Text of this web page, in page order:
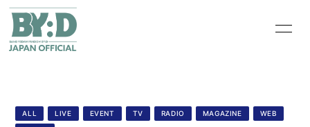
PROFILE
VIDEO
ALL LIVE EVENT TV RADIO MAGAZINE WEB